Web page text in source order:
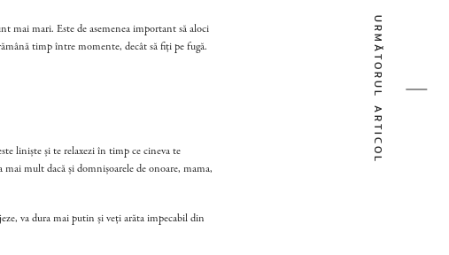
mai mari. Este de asemenea important să aloci
timp între momente, decât să fiți pe fugă.
liniște și te relaxezi în timp ce cineva te
mai mult dacă și domnișoarele de onoare, mama,
va dura mai putin și veți arăta impecabil din
URMĂTORUL ARTICOL